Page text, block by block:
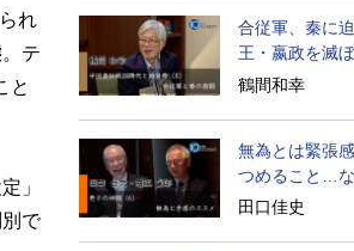
れ
テ
と
」
で
合従軍、秦に
王・嬴政を滅
った激戦の史実
鶴間和幸
無為とは緊張
つめること…な
歓迎すべきか
田口佳史